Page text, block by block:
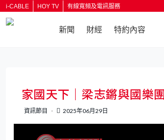
i-CABLE HOY TV 有線寬頻及電訊服務
新聞 財經 特約內容
家國天下｜梁志鏘與國樂團
資訊節目 2025年06月29日